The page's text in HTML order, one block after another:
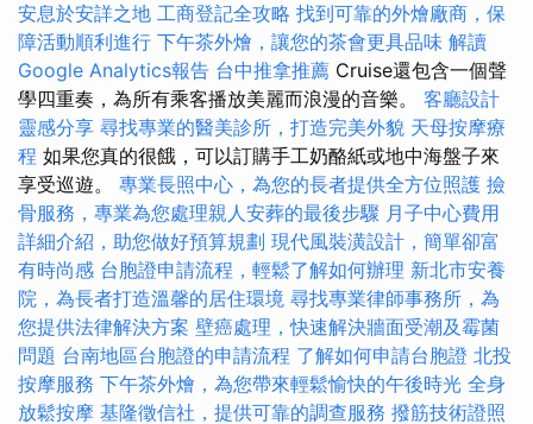
安息於安詳之地 工商登記全攻略 找到可靠的外燴廠商，保
障活動順利進行 下午茶外燴，讓您的茶會更具品味 解讀
Google Analytics報告 台中推拿推薦 Cruise還包含一個聲
學四重奏，為所有乘客播放美麗而浪漫的音樂。 客廳設計
靈感分享 尋找專業的醫美診所，打造完美外貌 天母按摩療
程 如果您真的很餓，可以訂購手工奶酪紙或地中海盤子來
享受巡遊。 專業長照中心，為您的長者提供全方位照護 撿
骨服務，專業為您處理親人安葬的最後步驟 月子中心費用
詳細介紹，助您做好預算規劃 現代風裝潢設計，簡單卻富
有時尚感 台胞證申請流程，輕鬆了解如何辦理 新北市安養
院，為長者打造溫馨的居住環境 尋找專業律師事務所，為
您提供法律解決方案 壁癌處理，快速解決牆面受潮及霉菌
問題 台南地區台胞證的申請流程 了解如何申請台胞證 北投
按摩服務 下午茶外燴，為您帶來輕鬆愉快的午後時光 全身
放鬆按摩 基隆徵信社，提供可靠的調查服務 撥筋技術證照